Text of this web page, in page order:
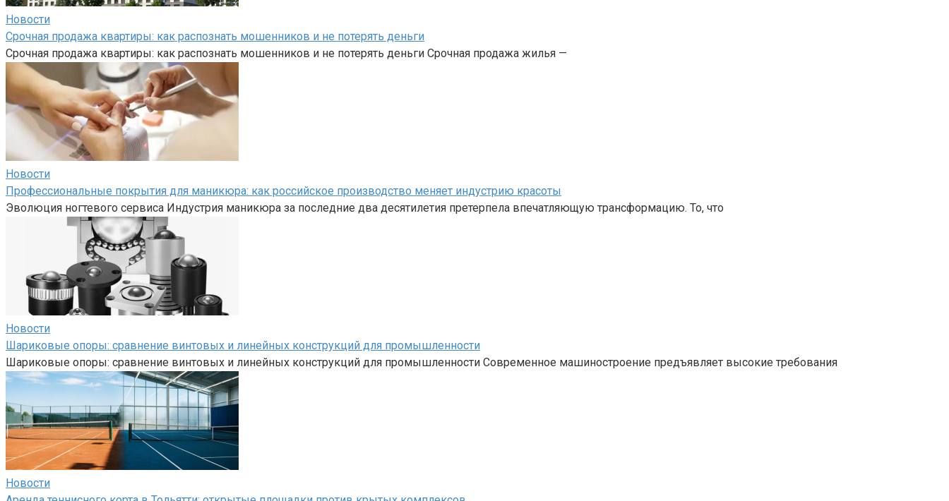
Новости
Срочная продажа квартиры: как распознать мошенников и не потерять деньги
Срочная продажа квартиры: как распознать мошенников и не потерять деньги Срочная продажа жилья —
Новости
Профессиональные покрытия для маникюра: как российское производство меняет индустрию красоты
Эволюция ногтевого сервиса Индустрия маникюра за последние два десятилетия претерпела впечатляющую трансформацию. То, что
Новости
Шариковые опоры: сравнение винтовых и линейных конструкций для промышленности
Шариковые опоры: сравнение винтовых и линейных конструкций для промышленности Современное машиностроение предъявляет высокие требования
Новости